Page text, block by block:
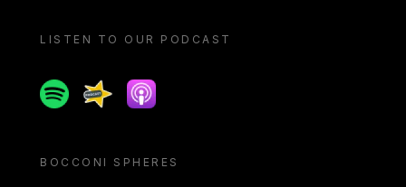
LISTEN TO OUR PODCAST
SpotifySpreakerApple podcast
BOCCONI SPHERES